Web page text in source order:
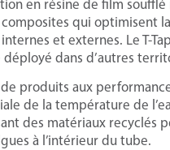
en résine de film
qui optimisent
et externes. Le T-
dans d’autres
produits aux
de la température de
des matériaux recyclés
à l’intérieur du tube.